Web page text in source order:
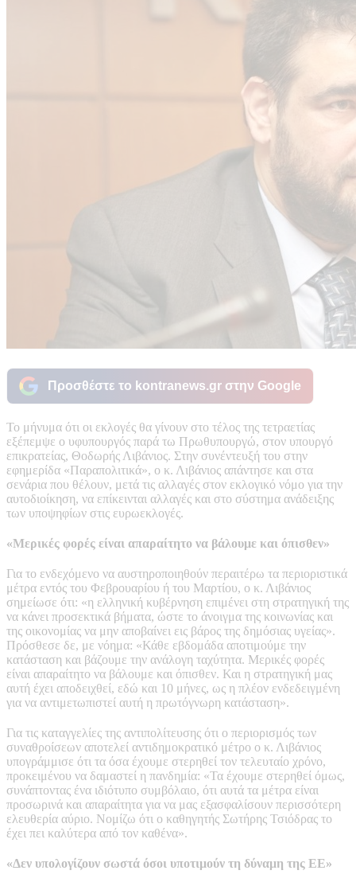
Προσθέστε το kontranews.gr στην Google
Το μήνυμα ότι οι εκλογές θα γίνουν στο τέλος της τετραετίας
εξέπεμψε ο υφυπουργός παρά τω Πρωθυπουργώ, στον υπουργό
επικρατείας, Θοδωρής Λιβάνιος. Στην συνέντευξή του στην
εφημερίδα «Παραπολιτικά», ο κ. Λιβάνιος απάντησε και στα
σενάρια που θέλουν, μετά τις αλλαγές στον εκλογικό νόμο για την
αυτοδιοίκηση, να επίκεινται αλλαγές και στο σύστημα ανάδειξης
των υποψηφίων στις ευρωεκλογές.
«Μερικές φορές είναι απαραίτητο να βάλουμε και όπισθεν»
Για το ενδεχόμενο να αυστηροποιηθούν περαιτέρω τα περιοριστικά
μέτρα εντός του Φεβρουαρίου ή του Μαρτίου, ο κ. Λιβάνιος
σημείωσε ότι: «η ελληνική κυβέρνηση επιμένει στη στρατηγική της
να κάνει προσεκτικά βήματα, ώστε το άνοιγμα της κοινωνίας και
της οικονομίας να μην αποβαίνει εις βάρος της δημόσιας υγείας».
Πρόσθεσε δε, με νόημα: «Κάθε εβδομάδα αποτιμούμε την
κατάσταση και βάζουμε την ανάλογη ταχύτητα. Μερικές φορές
είναι απαραίτητο να βάλουμε και όπισθεν. Και η στρατηγική μας
αυτή έχει αποδειχθεί, εδώ και 10 μήνες, ως η πλέον ενδεδειγμένη
για να αντιμετωπιστεί αυτή η πρωτόγνωρη κατάσταση».
Για τις καταγγελίες της αντιπολίτευσης ότι ο περιορισμός των
συναθροίσεων αποτελεί αντιδημοκρατικό μέτρο ο κ. Λιβάνιος
υπογράμμισε ότι τα όσα έχουμε στερηθεί τον τελευταίο χρόνο,
προκειμένου να δαμαστεί η πανδημία: «Τα έχουμε στερηθεί όμως,
συνάπτοντας ένα ιδιότυπο συμβόλαιο, ότι αυτά τα μέτρα είναι
προσωρινά και απαραίτητα για να μας εξασφαλίσουν περισσότερη
ελευθερία αύριο. Νομίζω ότι ο καθηγητής Σωτήρης Τσιόδρας το
έχει πει καλύτερα από τον καθένα».
«Δεν υπολογίζουν σωστά όσοι υποτιμούν τη δύναμη της ΕΕ»